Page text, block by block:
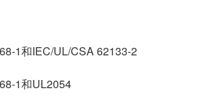
1和IEC/UL/CSA 62133-2
1和UL2054